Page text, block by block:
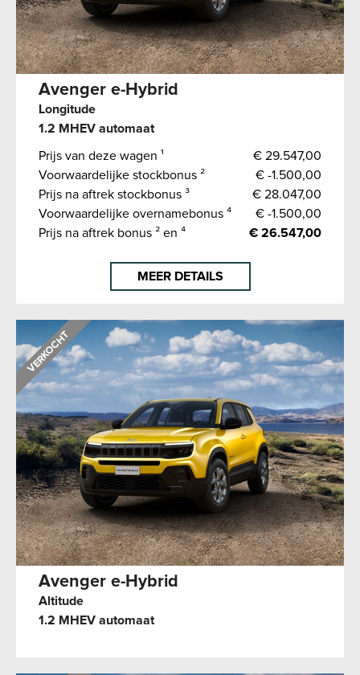
Avenger e-Hybrid
Longitude
1.2 MHEV automaat
Prijs van deze wagen ¹
€ 29.547,00
Voorwaardelijke stockbonus ²
€ -1.500,00
Prijs na aftrek stockbonus ³
€ 28.047,00
Voorwaardelijke overnamebonus ⁴
€ -1.500,00
Prijs na aftrek bonus ² en ⁴
€ 26.547,00
MEER DETAILS
Avenger e-Hybrid
Altitude
1.2 MHEV automaat